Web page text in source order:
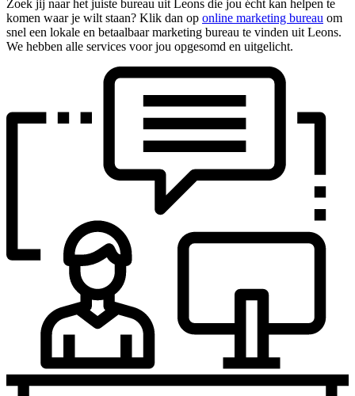
Zoek jij naar het juiste bureau uit Leons die jou écht kan helpen te
komen waar je wilt staan? Klik dan op online marketing bureau om
snel een lokale en betaalbaar marketing bureau te vinden uit Leons.
We hebben alle services voor jou opgesomd en uitgelicht.